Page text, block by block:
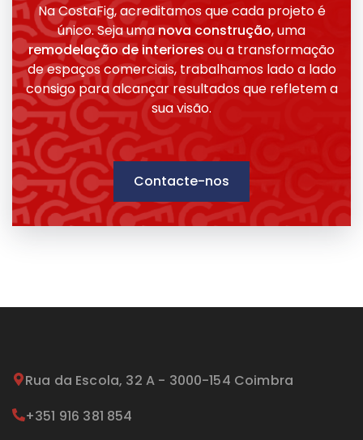
Na CostaFig, acreditamos que cada projeto é
único. Seja uma nova construção, uma
remodelação de interiores ou a transformação
de espaços comerciais, trabalhamos lado a lado
consigo para alcançar resultados que refletem a
sua visão.
Contacte-nos
Rua da Escola, 32 A - 3000-154 Coimbra
+351 916 381 854